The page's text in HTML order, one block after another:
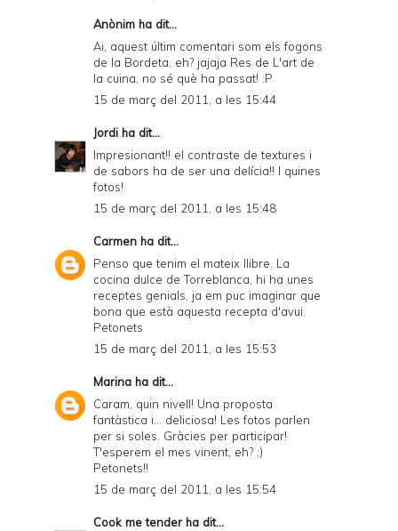
Anònim ha dit...
Ai, aquest últim comentari som els fogons
de la Bordeta, eh? jajaja Res de L'art de
la cuina, no sé què ha passat! :P
15 de març del 2011, a les 15:44
Jordi ha dit...
Impresionant!! el contraste de textures i
de sabors ha de ser una delícia!! I quines
fotos!
15 de març del 2011, a les 15:48
Carmen ha dit...
Penso que tenim el mateix llibre, La
cocina dulce de Torreblanca, hi ha unes
receptes genials, ja em puc imaginar que
bona que està aquesta recepta d'avui.
Petonets
15 de març del 2011, a les 15:53
Marina ha dit...
Caram, quin nivell! Una proposta
fantàstica i... deliciosa! Les fotos parlen
per si soles. Gràcies per participar!
T'esperem el mes vinent, eh? ;)
Petonets!!
15 de març del 2011, a les 15:54
Cook me tender ha dit...